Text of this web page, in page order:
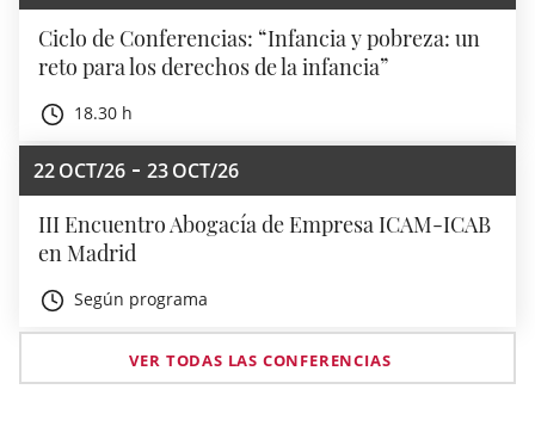
Ciclo de Conferencias: “Infancia y pobreza: un
reto para los derechos de la infancia”
18.30 h
22OCT/26 23OCT/26
III Encuentro Abogacía de Empresa ICAM-ICAB
en Madrid
Según programa
VER TODAS LAS CONFERENCIAS